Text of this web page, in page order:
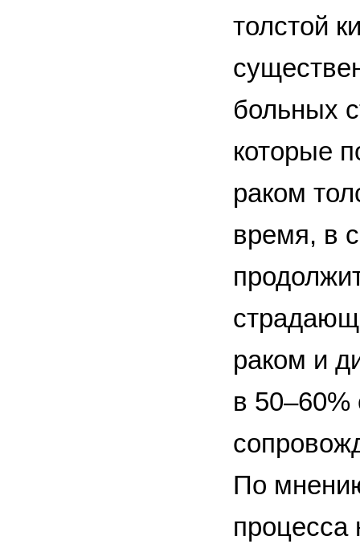
толстой
больных
которые
раком
время, в
раком и
в 50–60%
По
процесса